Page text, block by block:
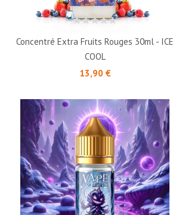
Concentré Extra Fruits Rouges 30ml - ICE
COOL
13,90 €Prix